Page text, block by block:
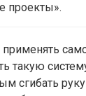
проекты».
такую
сгибать